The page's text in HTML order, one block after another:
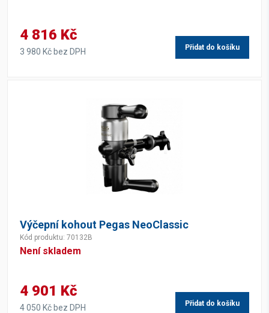
4 816 Kč
3 980 Kč bez DPH Přidat do košíku
Výčepní kohout Pegas NeoClassic
Kód produktu: 70132B
Není skladem
4 901 Kč
4 050 Kč bez DPH Přidat do košíku